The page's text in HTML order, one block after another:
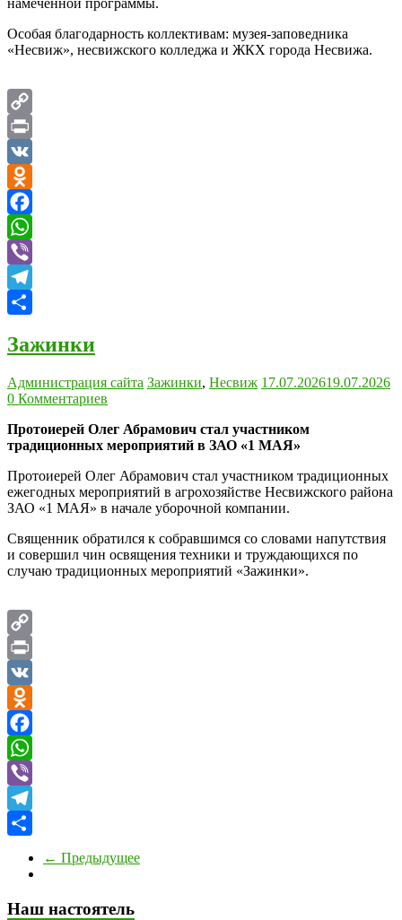
намеченной программы.
Особая благодарность коллективам: музея-заповедника
«Несвиж», несвижского колледжа и ЖКХ города Несвижа.
Copy
Link
Print
VK
Odnoklassniki
Facebook
WhatsApp
Viber
Telegram
Зажинки
Администрация сайта Зажинки, Несвиж 17.07.202619.07.2026
0 Комментариев
Протоиерей Олег Абрамович стал участником
традиционных мероприятий в ЗАО «1 МАЯ»
Протоиерей Олег Абрамович стал участником традиционных
ежегодных мероприятий в агрохозяйстве Несвижского района
ЗАО «1 МАЯ» в начале уборочной компании.
Священник обратился к собравшимся со словами напутствия
и совершил чин освящения техники и труждающихся по
случаю традиционных мероприятий «Зажинки».
Copy
Link
Print
VK
Odnoklassniki
Facebook
WhatsApp
Viber
Telegram
← Предыдущее
Наш настоятель